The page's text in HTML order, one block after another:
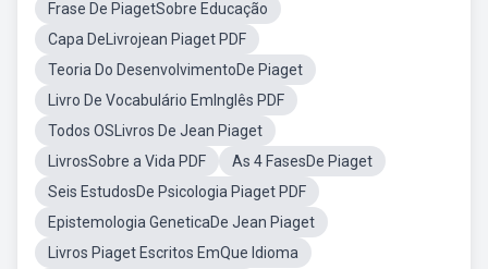
Frase De PiagetSobre Educação
Capa DeLivrojean Piaget PDF
Teoria Do DesenvolvimentoDe Piaget
Livro De Vocabulário EmInglês PDF
Todos OSLivros De Jean Piaget
LivrosSobre a Vida PDF
As 4 FasesDe Piaget
Seis EstudosDe Psicologia Piaget PDF
Epistemologia GeneticaDe Jean Piaget
Livros Piaget Escritos EmQue Idioma